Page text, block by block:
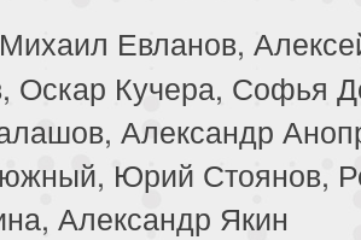
Михаил Евланов,
Оскар Кучера, Софья
Александр
Юрий Стоянов,
Александр Якин